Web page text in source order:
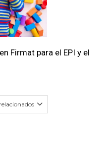
Firmat para el EPI y el